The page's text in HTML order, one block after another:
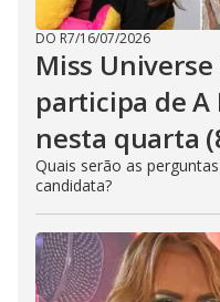
DO R7/16/07/2026
Miss Universe
participa de A
nesta quarta
Quais serão as
candidata?